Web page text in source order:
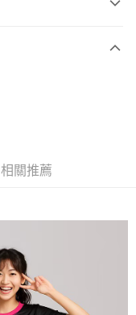
相關推薦